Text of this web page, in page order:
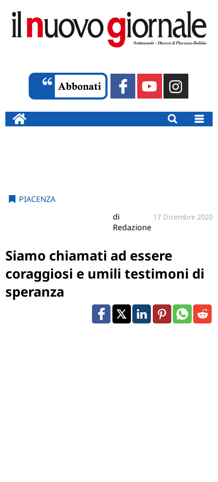
PIACENZA
di
Redazione
17 Dicembre 2020
Siamo chiamati ad essere
coraggiosi e umili testimoni di
speranza